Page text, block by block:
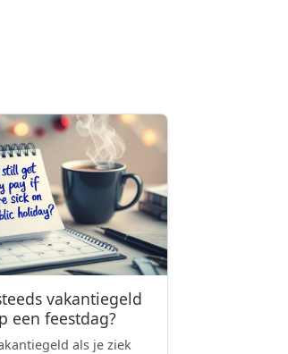
vakantiegeld
een feestdag?
als je ziek